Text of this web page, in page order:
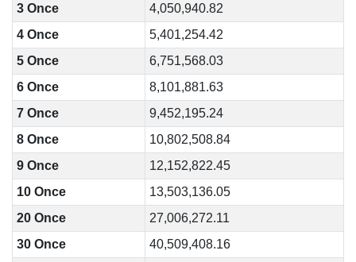
3 Once
4,050,940.82
4 Once
5,401,254.42
5 Once
6,751,568.03
6 Once
8,101,881.63
7 Once
9,452,195.24
8 Once
10,802,508.84
9 Once
12,152,822.45
10 Once
13,503,136.05
20 Once
27,006,272.11
30 Once
40,509,408.16